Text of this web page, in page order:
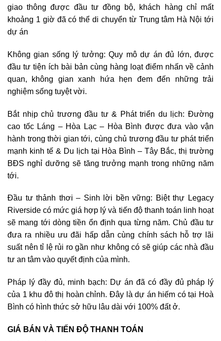
giao thông được đầu tư đồng bộ, khách hàng chỉ mất
khoảng 1 giờ đã có thể di chuyển từ Trung tâm Hà Nội tới
dự án
Không gian sống lý tưởng: Quy mô dự án đủ lớn, được
đầu tư tiện ích bài bản cùng hàng loạt điểm nhấn về cảnh
quan, không gian xanh hứa hẹn đem đến những trải
nghiệm sống tuyệt vời.
Bắt nhịp chủ trương đầu tư & Phát triển du lịch: Đường
cao tốc Láng – Hòa Lạc – Hòa Bình được đưa vào vận
hành trong thời gian tới, cùng chủ trương đầu tư phát triển
mạnh kinh tế & Du lịch tại Hòa Bình – Tây Bắc, thị trường
BĐS nghỉ dưỡng sẽ tăng trưởng mạnh trong những năm
tới.
Đầu tư thảnh thơi – Sinh lời bền vững: Biệt thự Legacy
Riverside có mức giá hợp lý và tiến độ thanh toán linh hoạt
sẽ mang tới dòng tiền ổn định qua từng năm. Chủ đầu tư
đưa ra nhiều ưu đãi hấp dẫn cùng chính sách hỗ trợ lãi
suất nên tỉ lệ rủi ro gần như không có sẽ giúp các nhà đầu
tư an tâm vào quyết định của mình.
Pháp lý đầy đủ, minh bạch: Dự án đã có đầy đủ pháp lý
của 1 khu đô thị hoàn chỉnh. Đây là dự án hiếm có tại Hoà
Bình có hình thức sở hữu lâu dài với 100% đất ở.
GIÁ BÁN VÀ TIẾN ĐỘ THANH TOÁN